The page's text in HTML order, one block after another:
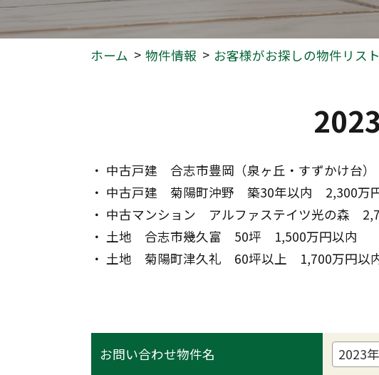
ホーム 物件情報 お客様がお探しの物件リスト
・ 中古戸建　合志市豊岡（泉ヶ丘・すずかけ台
・ 中古戸建　菊陽町沖野　築30年以内　2,300万
・ 中古マンション　アルファステイツ光の森　
・ 土地　合志市幾久富　50坪　1,500万円以内
・ 土地　菊陽町津久礼　60坪以上　1,700万円以
お問い合わせ物件名